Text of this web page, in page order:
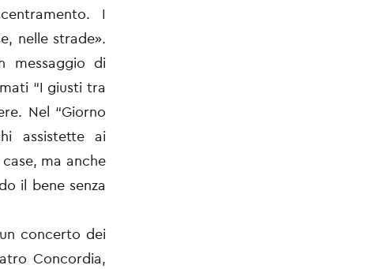
I
nelle strade».
messaggio di
“I giusti tra
Nel “Giorno
assistette ai
ma anche
il bene senza
concerto dei
Concordia,